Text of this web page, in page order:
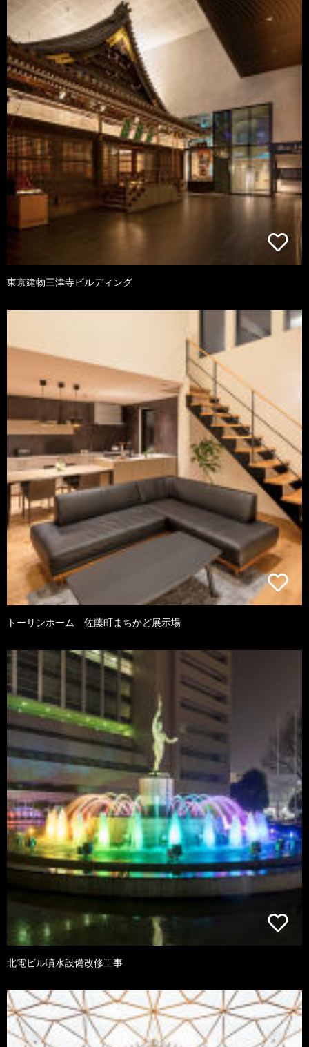
東京建物三津寺ビルディング
トーリンホーム 佐藤町まちかど展示場
北電ビル噴水設備改修工事